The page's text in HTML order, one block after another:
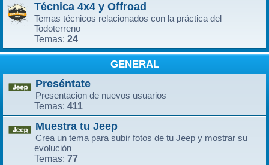
Técnica 4x4 y Offroad
Temas técnicos relacionados con la práctica del
Todoterreno
Temas: 24
GENERAL
Preséntate
Presentacion de nuevos usuarios
Temas: 411
Muestra tu Jeep
Crea un tema para subir fotos de tu Jeep y mostrar su
evolución
Temas: 77